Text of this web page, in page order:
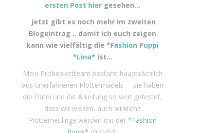
ersten Post hier gesehen…
jetzt gibt es noch mehr im zweiten
Blogeintrag .. damit ich euch zeigen
kann wie vielfältig die *Fashion Puppi
*Lina* ist…
Mein Probeplottteam bestand hauptsächlich
aus unerfahrenen Plottermädels – sie haben
die Datei und die Anleitung so weit getestet,
dass wir wissen, auch wirkliche
Plotterneulinge werden mit der *Fashion